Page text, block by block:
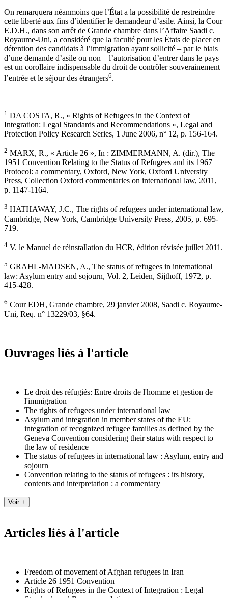
On remarquera néanmoins que l’État a la possibilité de restreindre
cette liberté aux fins d’identifier le demandeur d’asile. Ainsi, la Cour
E.D.H., dans son arrêt de Grande chambre dans l’Affaire Saadi c.
Royaume-Uni, a considéré que la faculté pour les États de placer en
détention des candidats à l’immigration ayant sollicité – par le biais
d’une demande d’asile ou non – l’autorisation d’entrer dans le pays
est un corollaire indispensable du droit de contrôler souverainement
l’entrée et le séjour des étrangers6.
1 DA COSTA, R., « Rights of Refugees in the Context of
Integration: Legal Standards and Recommendations », Legal and
Protection Policy Research Series, 1 June 2006, n° 12, p. 156-164.
2 MARX, R., « Article 26 », In : ZIMMERMANN, A. (dir.), The
1951 Convention Relating to the Status of Refugees and its 1967
Protocol: a commentary, Oxford, New York, Oxford University
Press, Collection Oxford commentaries on international law, 2011,
p. 1147-1164.
3 HATHAWAY, J.C., The rights of refugees under international law,
Cambridge, New York, Cambridge University Press, 2005, p. 695-
719.
4 V. le Manuel de réinstallation du HCR, édition révisée juillet 2011.
5 GRAHL-MADSEN, A., The status of refugees in international
law: Asylum entry and sojourn, Vol. 2, Leiden, Sijthoff, 1972, p.
415-428.
6 Cour EDH, Grande chambre, 29 janvier 2008, Saadi c. Royaume-
Uni, Req. n° 13229/03, §64.
Ouvrages liés à l'article
Le droit des réfugiés: Entre droits de l'homme et gestion de
l'immigration
The rights of refugees under international law
Asylum and integration in member states of the EU:
integration of recognized refugee families as defined by the
Geneva Convention considering their status with respect to
the law of residence
The status of refugees in international law : Asylum, entry and
sojourn
Convention relating to the status of refugees : its history,
contents and interpretation : a commentary
Articles liés à l'article
Freedom of movement of Afghan refugees in Iran
Article 26 1951 Convention
Rights of Refugees in the Context of Integration : Legal